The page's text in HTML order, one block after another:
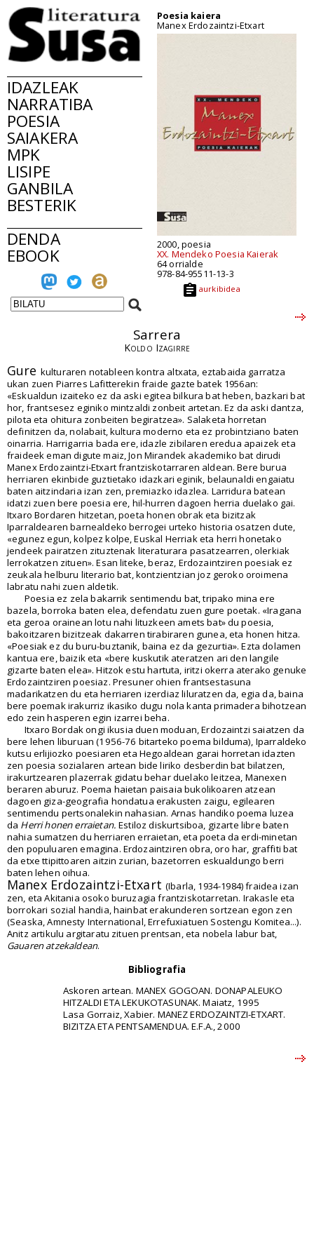
IDAZLEAK
NARRATIBA
POESIA
SAIAKERA
MPK
LISIPE
GANBILA
BESTERIK
DENDA
EBOOK
Poesia kaiera
Manex Erdozaintzi-Etxart
2000, poesia
XX. Mendeko Poesia Kaierak
64 orrialde
978-84-95511-13-3
aurkibidea
Sarrera
Koldo Izagirre
Gure kulturaren notableen kontra altxata, eztabaida garratza
ukan zuen Piarres Lafitterekin fraide gazte batek 1956an:
«Eskualdun izaiteko ez da aski egitea bilkura bat heben, bazkari bat
hor, frantsesez eginiko mintzaldi zonbeit artetan. Ez da aski dantza,
pilota eta ohitura zonbeiten begiratzea». Salaketa horretan
definitzen da, nolabait, kultura moderno eta ez probintziano baten
oinarria. Harrigarria bada ere, idazle zibilaren eredua apaizek eta
fraideek eman digute maiz, Jon Mirandek akademiko bat dirudi
Manex Erdozaintzi-Etxart frantziskotarraren aldean. Bere burua
herriaren ekinbide guztietako idazkari eginik, belaunaldi engaiatu
baten aitzindaria izan zen, premiazko idazlea. Larridura batean
idatzi zuen bere poesia ere, hil-hurren dagoen herria duelako gai.
Itxaro Bordaren hitzetan, poeta honen obrak eta bizitzak
Iparraldearen barnealdeko berrogei urteko historia osatzen dute,
«egunez egun, kolpez kolpe, Euskal Herriak eta herri honetako
jendeek pairatzen zituztenak literaturara pasatzearren, olerkiak
lerrokatzen zituen». Esan liteke, beraz, Erdozaintziren poesiak ez
zeukala helburu literario bat, kontzientzian joz geroko oroimena
labratu nahi zuen aldetik.
Poesia ez zela bakarrik sentimendu bat, tripako mina ere
bazela, borroka baten elea, defendatu zuen gure poetak. «Iragana
eta geroa orainean lotu nahi lituzkeen amets bat» du poesia,
bakoitzaren bizitzeak dakarren tirabiraren gunea, eta honen hitza.
«Poesiak ez du buru-buztanik, baina ez da gezurtia». Ezta dolamen
kantua ere, baizik eta «bere kuskutik ateratzen ari den langile
gizarte baten elea». Hitzok estu hartuta, iritzi okerra aterako genuke
Erdozaintziren poesiaz. Presuner ohien frantsestasuna
madarikatzen du eta herriaren izerdiaz liluratzen da, egia da, baina
bere poemak irakurriz ikasiko dugu nola kanta primadera bihotzean
edo zein hasperen egin izarrei beha.
Itxaro Bordak ongi ikusia duen moduan, Erdozaintzi saiatzen da
bere lehen liburuan (1956-76 bitarteko poema bilduma), Iparraldeko
kutsu erlijiozko poesiaren eta Hegoaldean garai horretan idazten
zen poesia sozialaren artean bide liriko desberdin bat bilatzen,
irakurtzearen plazerrak gidatu behar duelako leitzea, Manexen
beraren aburuz. Poema haietan paisaia bukolikoaren atzean
dagoen giza-geografia hondatua erakusten zaigu, egilearen
sentimendu pertsonalekin nahasian. Arnas handiko poema luzea
da Herri honen erraietan.Estiloz diskurtsiboa, gizarte libre baten
nahia sumatzen du herriaren erraietan, eta poeta da erdi-minetan
den populuaren emagina. Erdozaintziren obra, oro har, graffiti bat
da etxe ttipittoaren aitzin zurian, bazetorren eskualdungo berri
baten lehen oihua.
Manex Erdozaintzi-Etxart (Ibarla, 1934-1984) fraidea izan
zen, eta Akitania osoko buruzagia frantziskotarretan. Irakasle eta
borrokari sozial handia, hainbat erakunderen sortzean egon zen
(Seaska, Amnesty International, Errefuxiatuen Sostengu Komitea...).
Anitz artikulu argitaratu zituen prentsan, eta nobela labur bat,
Gauaren atzekaldean.
Bibliografia
Askoren artean. MANEX GOGOAN. DONAPALEUKO
HITZALDI ETA LEKUKOTASUNAK. Maiatz, 1995
Lasa Gorraiz, Xabier. MANEZ ERDOZAINTZI-ETXART.
BIZITZA ETA PENTSAMENDUA. E.F.A., 2000